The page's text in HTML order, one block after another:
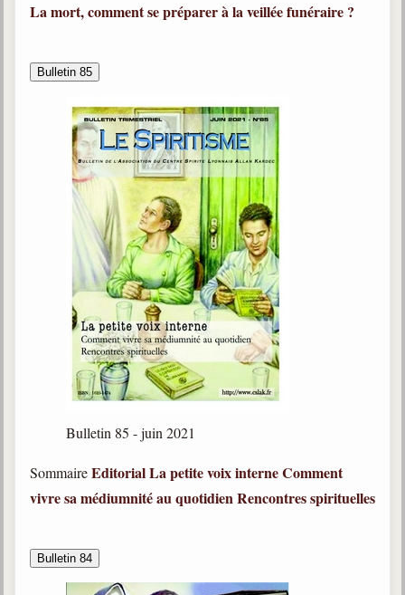
La mort, comment se préparer à la veillée funéraire ?
Bulletin 85
Bulletin 85 - juin 2021
SommaireEditorialLa petite voix interneComment
vivre sa médiumnité au quotidienRencontres spirituelles
Bulletin 84